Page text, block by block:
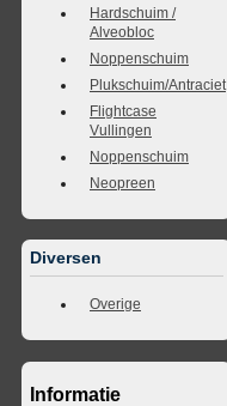
Hardschuim /
Alveobloc
Noppenschuim
Plukschuim/Antraciet
Flightcase
Vullingen
Noppenschuim
Neopreen
Diversen
Overige
Informatie